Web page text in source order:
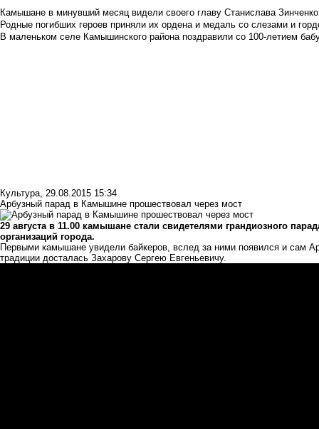
Камышане в минувший месяц видели своего главу Станислава Зинченко
Родные погибших героев приняли их ордена и медаль со слезами и
В маленьком селе Камышинского района поздравили со 100-летием
Культура, 29.08.2015 15:34
Арбузный парад в Камышине прошествовал через мост
29 августа в 11.00 камышане стали свидетелями грандиозного
организаций города.
Первыми камышане увидели байкеров, вслед за ними появился и сам
традиции досталась Захарову Сергею Евгеньевичу.